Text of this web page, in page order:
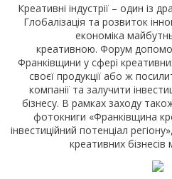
Креативні індустрії – один із
Глобалізація та розвиток
економіка
креативною. Форум
Франківщини у сфері
своєї продукції або ж
компанії та залучити
бізнесу. В рамках заходу
фотокниги «Франківщина
інвестиційний потенціал регіону»,
креативних бізнесів